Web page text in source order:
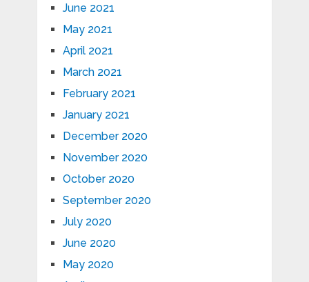
June 2021
May 2021
April 2021
March 2021
February 2021
January 2021
December 2020
November 2020
October 2020
September 2020
July 2020
June 2020
May 2020